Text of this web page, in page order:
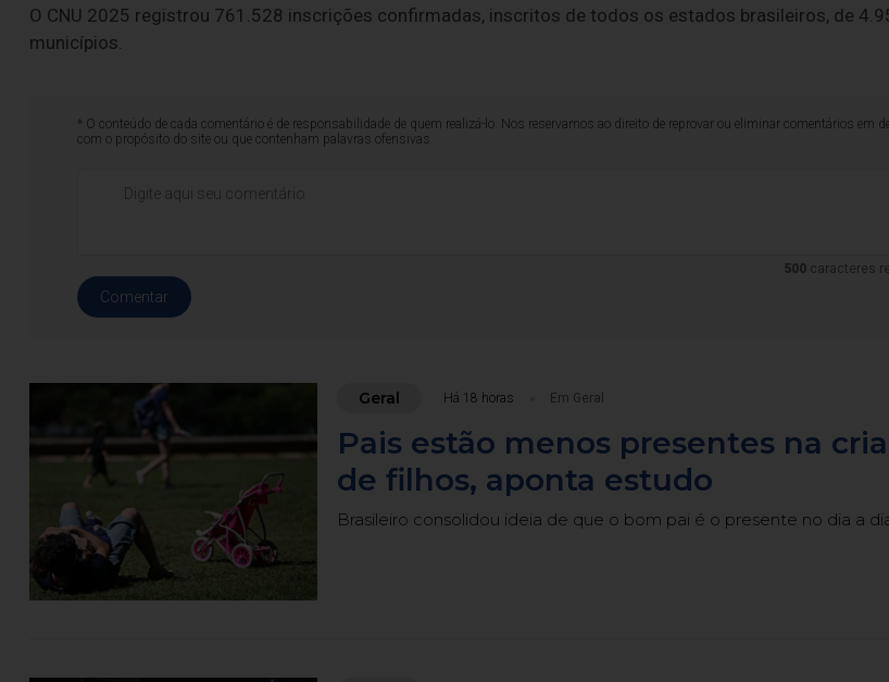
O CNU 2025 registrou 761.528 inscrições confirmadas, inscritos de todos os estados brasileiros, de
municípios.
* O conteúdo de cada comentário é de responsabilidade de quem realizá-lo. Nos reservamos ao direito de reprovar ou eliminar comentários em
com o propósito do site ou que contenham palavras ofensivas.
500caracteres
Comentar
Geral Há 18 horas Em Geral
Pais estão menos presentes na
de filhos, aponta estudo
Brasileiro consolidou ideia de que o bom pai é o presente no dia a